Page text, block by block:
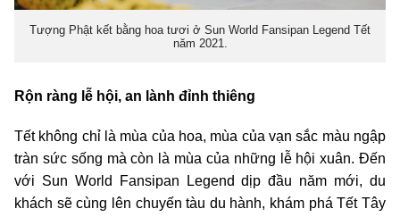
Tượng Phật kết bằng hoa tươi ở Sun World Fansipan Legend Tết
năm 2021.
Rộn ràng lễ hội, an lành đỉnh thiêng
Tết không chỉ là mùa của hoa, mùa của vạn sắc màu ngập
tràn sức sống mà còn là mùa của những lễ hội xuân. Đến
với Sun World Fansipan Legend dịp đầu năm mới, du
khách sẽ cùng lên chuyến tàu du hành, khám phá Tết Tây